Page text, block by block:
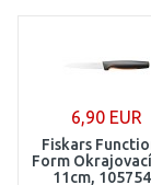
6,90 EUR
Fiskars
Form
11cm,